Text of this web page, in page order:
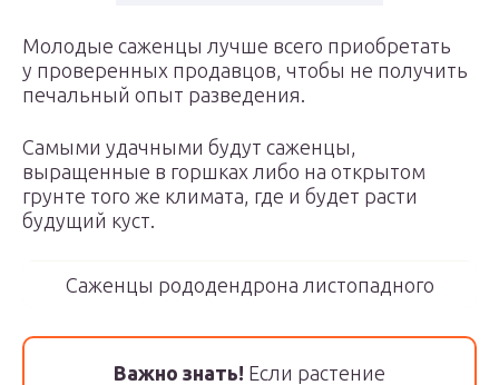
Молодые саженцы лучше всего приобретать
у проверенных продавцов, чтобы не получить
печальный опыт разведения.
Самыми удачными будут саженцы,
выращенные в горшках либо на открытом
грунте того же климата, где и будет расти
будущий куст.
Саженцы рододендрона листопадного
Важно знать! Если растение